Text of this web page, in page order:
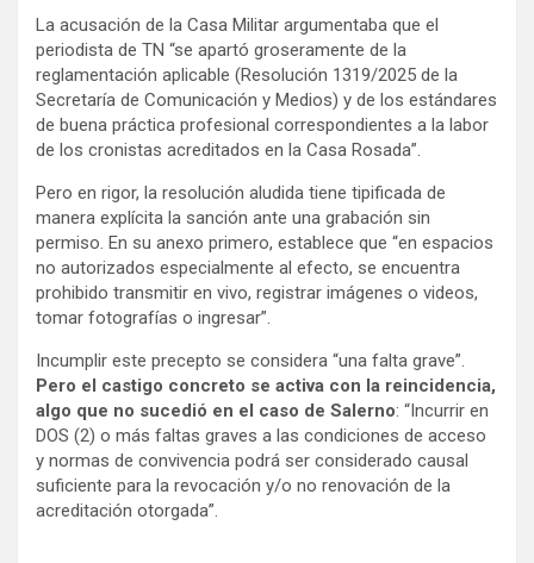
La acusación de la Casa Militar argumentaba que el
periodista de TN “se apartó groseramente de la
reglamentación aplicable (Resolución 1319/2025 de la
Secretaría de Comunicación y Medios) y de los estándares
de buena práctica profesional correspondientes a la labor
de los cronistas acreditados en la Casa Rosada”.
Pero en rigor, la resolución aludida tiene tipificada de
manera explícita la sanción ante una grabación sin
permiso. En su anexo primero, establece que “en espacios
no autorizados especialmente al efecto, se encuentra
prohibido transmitir en vivo, registrar imágenes o videos,
tomar fotografías o ingresar”.
Incumplir este precepto se considera “una falta grave”.
Pero el castigo concreto se activa con la reincidencia,
algo que no sucedió en el caso de Salerno: “Incurrir en
DOS (2) o más faltas graves a las condiciones de acceso
y normas de convivencia podrá ser considerado causal
suficiente para la revocación y/o no renovación de la
acreditación otorgada”.